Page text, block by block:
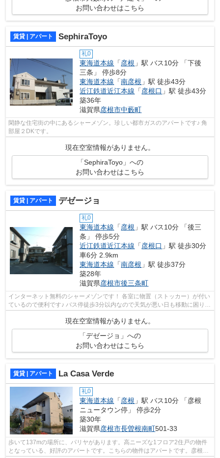
お問い合わせはこちら
賃貸 | アパート SephiraToyo
礼0
東海道本線 「彦根 」駅 バス10分 「下後
三条」 停歩8分
東海道本線 「南彦根 」駅 徒歩43分
近江鉄道近江本線 「彦根口 」駅 徒歩43分
築36年
滋賀県彦根市中藪町
閑静な住宅街の中にあるシャーメゾン。珍しい都市ガスのアパートです♪ 角
部屋２DKです。
現在空室情報がありません。
「SephiraToyo」への
お問い合わせはこちら
賃貸 | アパート デゼージョ
礼0
東海道本線 「彦根 」駅 バス10分 「後三
条」 停歩5分
近江鉄道近江本線 「彦根口 」駅 徒歩30分
車6分 2.9km
東海道本線 「南彦根 」駅 徒歩37分
築28年
滋賀県彦根市後三条町
インターネット無料のシャーメゾンです！ 各室に物置（ストッカー）が付い
ているので便利です♪ バス停徒歩3分以内なので天気が悪い日も移動に困りま
せん！こちらの物件はアパートです...
現在空室情報がありません。
「デゼージョ」への
お問い合わせはこちら
賃貸 | アパート La Casa Verde
礼0
東海道本線 「彦根 」駅 バス10分 「彦根
ニュータウン停」 停歩2分
築30年
滋賀県彦根市長曽根南町501-33
歩いて137mの場所に、パリヤがあります。高ニーズな1フロア2住戸の物件
となっている、好評のアパートです。こちらの物件はアパートです。彦根市